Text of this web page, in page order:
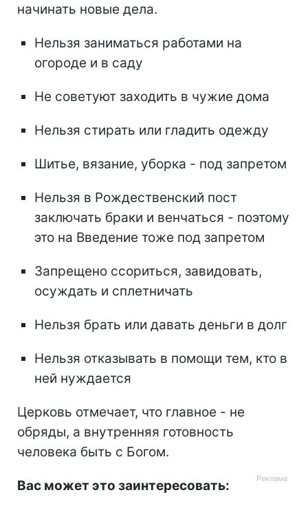
начинать новые дела.
Нельзя заниматься работами на
огороде и в саду
Не советуют заходить в чужие дома
Нельзя стирать или гладить одежду
Шитье, вязание, уборка - под запретом
Нельзя в Рождественский пост
заключать браки и венчаться - поэтому
это на Введение тоже под запретом
Запрещено ссориться, завидовать,
осуждать и сплетничать
Нельзя брать или давать деньги в долг
Нельзя отказывать в помощи тем, кто в
ней нуждается
Церковь отмечает, что главное - не
обряды, а внутренняя готовность
человека быть с Богом.
Вас может это заинтересовать: